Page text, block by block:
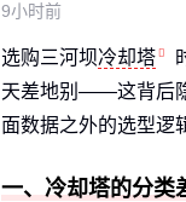
9小时前
选购三河坝冷却塔
天差地别——这背后
面数据之外的选型逻
一、冷却塔的分类